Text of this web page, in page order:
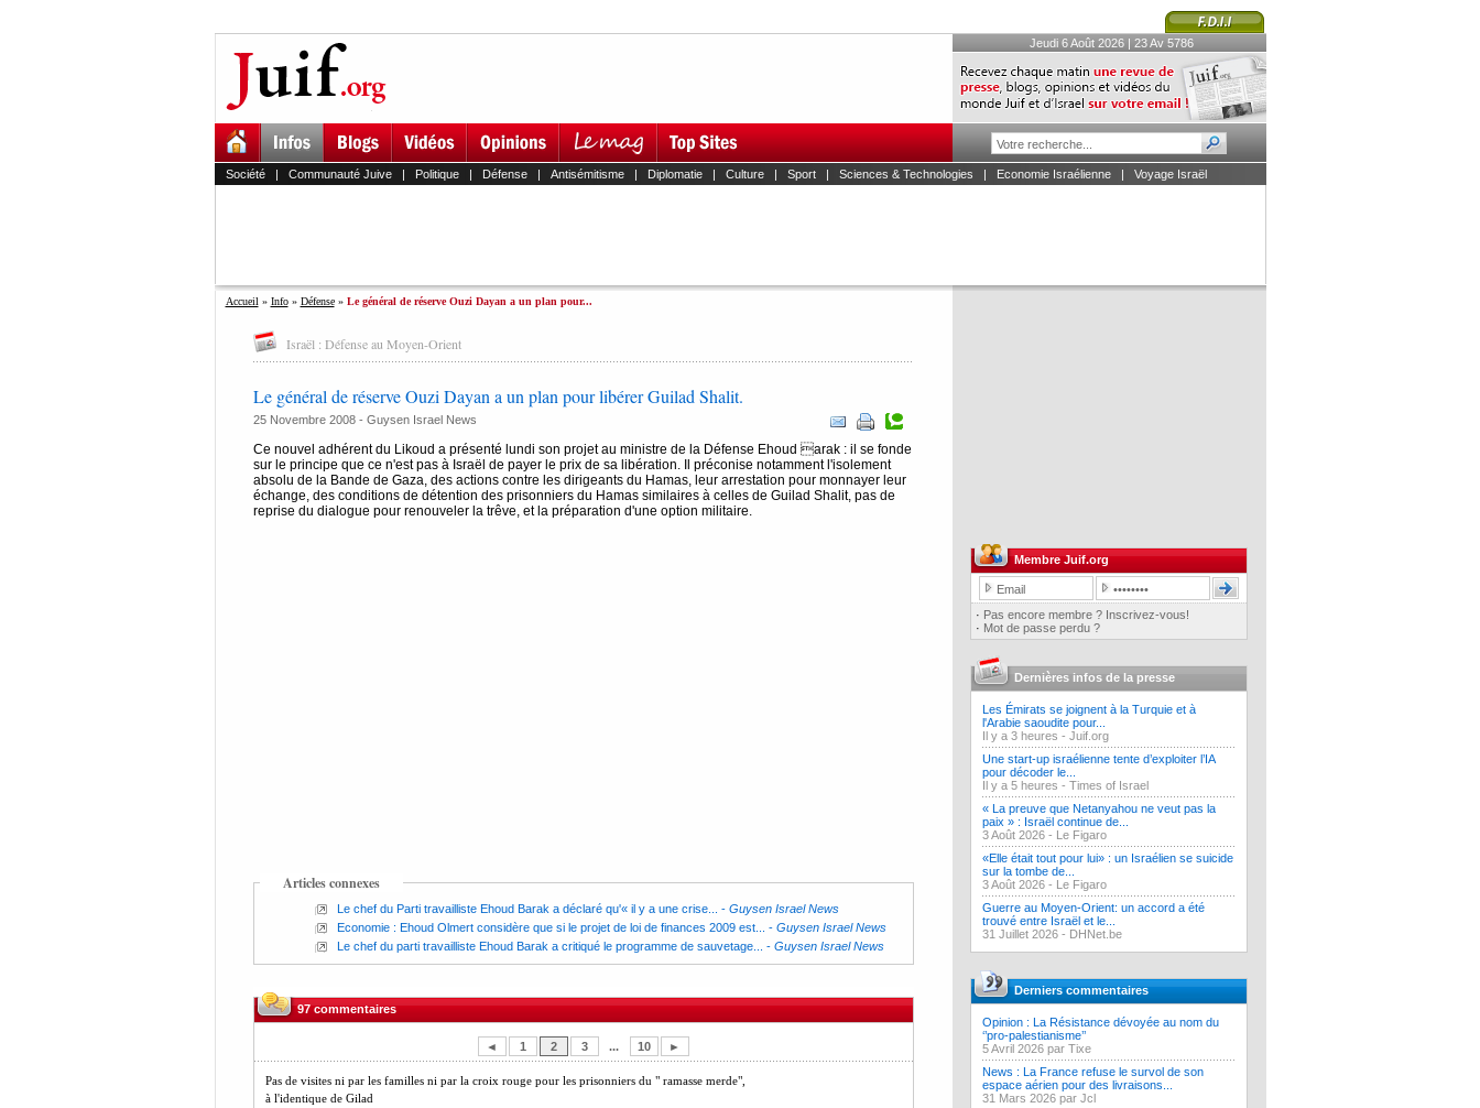
Jeudi 6 Août 2026 | 23 Av 5786
Société| Communauté Juive| Politique| Défense| Antisémitisme| Diplomatie| Culture| Sport| Sciences & Technologies | Economie Israélienne| Voyage Israël
Accueil » Info» Défense» Le général de réserve Ouzi Dayan a un plan pour...
Israël : Défense au Moyen-Orient
Le général de réserve Ouzi Dayan a un plan pour libérer Guilad Shalit.
25 Novembre 2008 - Guysen Israel News
Ce nouvel adhérent du Likoud a présenté lundi son projet au ministre de la Défense Ehoud arak : il se fonde
sur le principe que ce n'est pas à Israël de payer le prix de sa libération. Il préconise notamment l'isolement
absolu de la Bande de Gaza, des actions contre les dirigeants du Hamas, leur arrestation pour monnayer leur
échange, des conditions de détention des prisonniers du Hamas similaires à celles de Guilad Shalit, pas de
reprise du dialogue pour renouveler la trêve, et la préparation d'une option militaire.
Articles connexes
Le chef du Parti travailliste Ehoud Barak a déclaré qu'« il y a une crise... - Guysen Israel News
Economie : Ehoud Olmert considère que si le projet de loi de finances 2009 est...
- Guysen Israel News
Le chef du parti travailliste Ehoud Barak a critiqué le programme de sauvetage...
- Guysen Israel News
97 commentaires
◄ 1 2 3 ... 10 ►
Pas de visites ni par les familles ni par la croix rouge pour les prisonniers du " ramasse merde",
à l'identique de Gilad
Membre Juif.org
· Pas encore membre ? Inscrivez-vous!
· Mot de passe perdu ?
Dernières infos de la presse
Les Émirats se joignent à la Turquie et à
l'Arabie saoudite pour...
Il y a 3 heures - Juif.org
Une start-up israélienne tente d’exploiter l’IA
pour décoder le...
Il y a 5 heures - Times of Israel
« La preuve que Netanyahou ne veut pas la
paix » : Israël continue de...
3 Août 2026 - Le Figaro
«Elle était tout pour lui» : un Israélien se suicide
sur la tombe de...
3 Août 2026 - Le Figaro
Guerre au Moyen-Orient: un accord a été
trouvé entre Israël et le...
31 Juillet 2026 - DHNet.be
Derniers commentaires
Opinion : La Résistance dévoyée au nom du
‘’pro-palestianisme’’
5 Avril 2026 par Tixe
News : La France refuse le survol de son
espace aérien pour des livraisons...
31 Mars 2026 par Jcl